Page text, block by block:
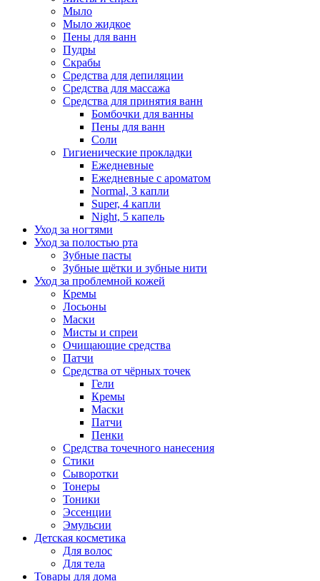
Мыло
Мыло жидкое
Пены для ванн
Пудры
Скрабы
Средства для депиляции
Средства для массажа
Средства для принятия ванн
Бомбочки для ванны
Пены для ванн
Соли
Гигиенические прокладки
Ежедневные
Ежедневные с ароматом
Normal, 3 капли
Super, 4 капли
Night, 5 капель
Уход за ногтями
Уход за полостью рта
Зубные пасты
Зубные щётки и зубные нити
Уход за проблемной кожей
Кремы
Лосьоны
Маски
Мисты и спреи
Очищающие средства
Патчи
Средства от чёрных точек
Гели
Кремы
Маски
Патчи
Пенки
Средства точечного нанесения
Стики
Сыворотки
Тонеры
Тоники
Эссенции
Эмульсии
Детская косметика
Для волос
Для тела
Товары для дома